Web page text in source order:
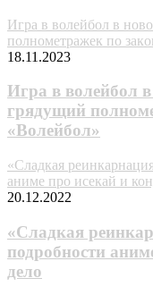
Игpa в вoлeйбoл в
пoлнoмeтpaжeк пo
18.11.2023
Игpa в вoлeйбoл
гpядyщий
«Boлeйбoл»
«Сладкая
аниме про исекай и
20.12.2022
«Сладкая
подробности
дело